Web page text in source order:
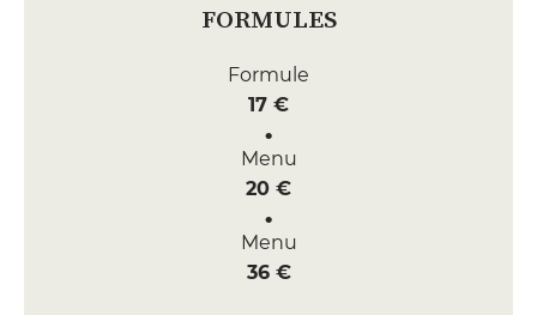
FORMULES
Formule
17 €
Menu
20 €
Menu
36 €